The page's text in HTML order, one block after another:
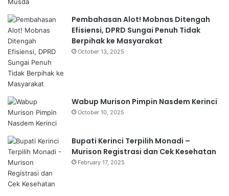
Pembahasan Alot! Mobnas Ditengah
Efisiensi, DPRD Sungai Penuh Tidak
Berpihak ke Masyarakat
October 13, 2025
Wabup Murison Pimpin Nasdem Kerinci
October 10, 2025
Bupati Kerinci Terpilih Monadi –
Murison Registrasi dan Cek Kesehatan
February 17, 2025